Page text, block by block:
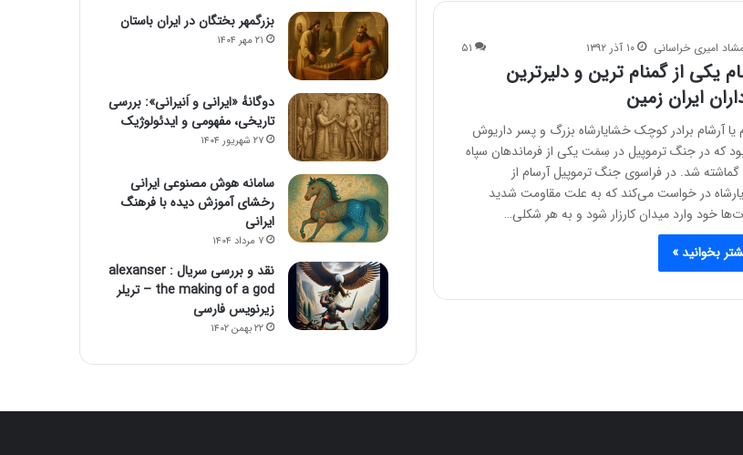
امیری خراسانی ۱۰ آذر ۱۳۹۲ ۵۱
یکی از گمنام ترین و دلیرترین
ایران زمین
یا آرشام برادر کوچک خشایارشاه بزرگ و پسر داریوش
که در جنگ ترموپیل در سِمَت یکی از فرماندهان سپاه
گماشته شد. در فراسوی جنگ ترموپیل آرسام از
در خواست می‌کند که به علت مقاومت شدید
خود وارد میدان کارزار شود و به هر شکلی…
بخوانید »
بزرگمهر بختگان در ایران باستان
۲۱ مهر ۱۴۰۴
دوگانهٔ «ایرانی و اَنیرانی»: بررسی
تاریخی، مفهومی و ایدئولوژیک
۲۷ شهریور ۱۴۰۴
سامانه هوش مصنوعی ایرانی
رخشای آموزش دیده با فرهنگ
ایرانی
۷ مرداد ۱۴۰۴
نقد و بررسی سریال alexanser :
the making of a god – تریلر
زیرنویس فارسی
۲۲ بهمن ۱۴۰۲